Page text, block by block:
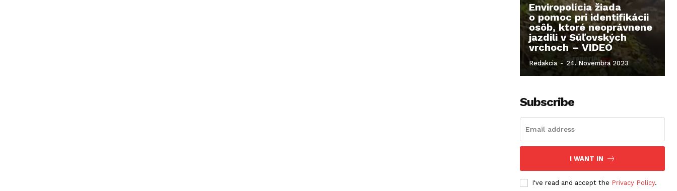
Enviropolícia žiada
o pomoc pri identifikácii
osôb, ktoré neoprávnene
jazdili v Súľovských
vrchoch – VIDEO
Redakcia - 24. Novembra 2023
Subscribe
I WANT IN
I've read and accept the Privacy Policy.